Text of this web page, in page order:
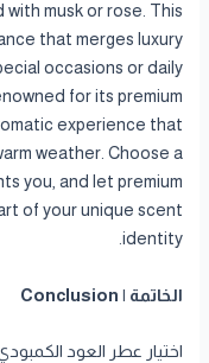
musk or rose. This
that merges luxury
occasions or daily
for its premium
experience that
weather. Choose a
you, and let premium
of your unique scent
identity.
الخاتمة | Conclusion
اختيار عطر العود